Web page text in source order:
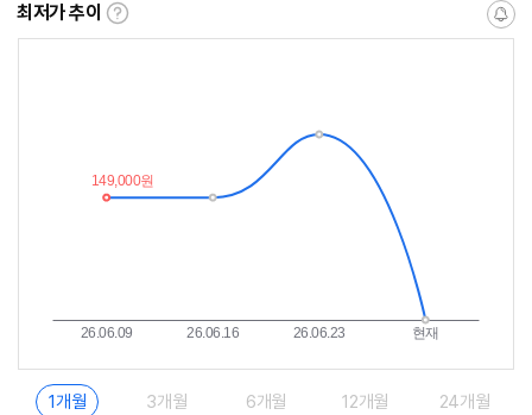
최저가 추이
최
알
1개월 3개월 6개월 12개월 24개월